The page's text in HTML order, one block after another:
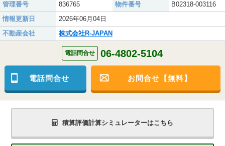
管理番号 836765 物件番号
B02318-003116
情報更新日
2026年06月04日
不動産会社
株式会社R-JAPAN
電話問合せ 06-4802-5104
電話問合せ お問合せ【無料】
積算評価計算シミュレーターはこちら